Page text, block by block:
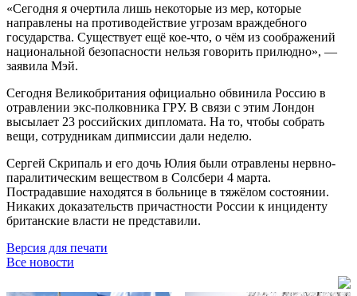
«Сегодня я очертила лишь некоторые из мер, которые
направлены на противодействие угрозам враждебного
государства. Существует ещё кое-что, о чём из соображений
национальной безопасности нельзя говорить прилюдно», —
заявила Мэй.
Сегодня Великобритания официально обвинила Россию в
отравлении экс-полковника ГРУ. В связи с этим Лондон
высылает 23 российских дипломата. На то, чтобы собрать
вещи, сотрудникам дипмиссии дали неделю.
Сергей Скрипаль и его дочь Юлия были отравлены нервно-
паралитическим веществом в Солсбери 4 марта.
Пострадавшие находятся в больнице в тяжёлом состоянии.
Никаких доказательств причастности России к инциденту
британские власти не представили.
Версия для печати
Все новости